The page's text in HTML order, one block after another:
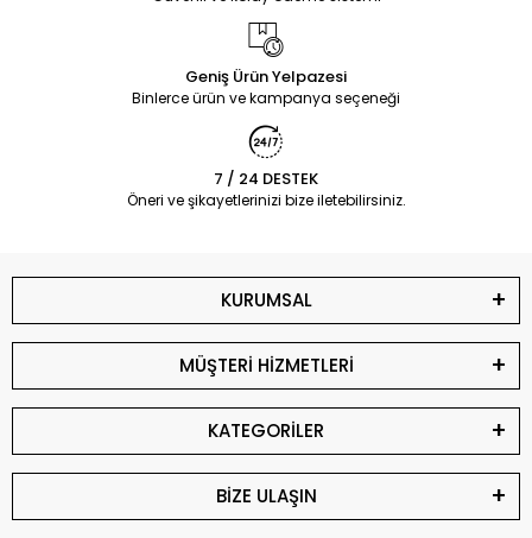
Geniş Ürün Yelpazesi
Binlerce ürün ve kampanya seçeneği
7 / 24 DESTEK
Öneri ve şikayetlerinizi bize iletebilirsiniz.
KURUMSAL
MÜŞTERİ HİZMETLERİ
KATEGORİLER
BİZE ULAŞIN